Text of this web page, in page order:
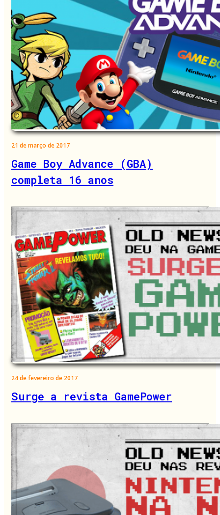
21 de março de 2017
Game Boy Advance (GBA)
completa 16 anos
24 de fevereiro de 2017
Surge a revista GamePower